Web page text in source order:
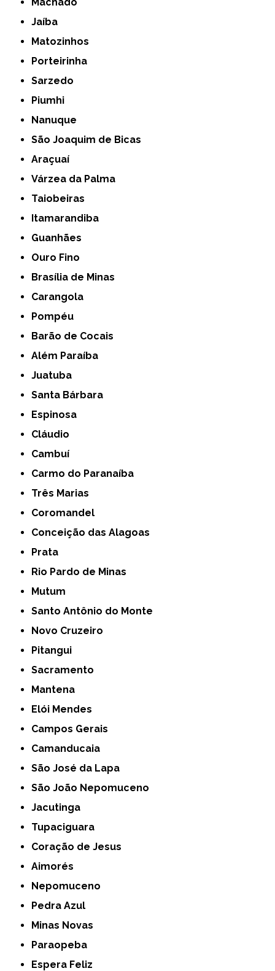
Jaíba
Matozinhos
Porteirinha
Sarzedo
Piumhi
Nanuque
São Joaquim de Bicas
Araçuaí
Várzea da Palma
Taiobeiras
Itamarandiba
Guanhães
Ouro Fino
Brasília de Minas
Carangola
Pompéu
Barão de Cocais
Além Paraíba
Juatuba
Santa Bárbara
Espinosa
Cláudio
Cambuí
Carmo do Paranaíba
Três Marias
Coromandel
Conceição das Alagoas
Prata
Rio Pardo de Minas
Mutum
Santo Antônio do Monte
Novo Cruzeiro
Pitangui
Sacramento
Mantena
Elói Mendes
Campos Gerais
Camanducaia
São José da Lapa
São João Nepomuceno
Jacutinga
Tupaciguara
Coração de Jesus
Aimorés
Nepomuceno
Pedra Azul
Minas Novas
Paraopeba
Espera Feliz